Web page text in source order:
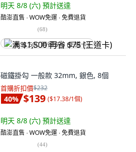
明天 8/8 (六) 預計送達
酷澎直售 ∙ WOW免運 ∙ 免費退貨
(68)
满 $1,500 再省 $75 (王道卡)
磁鐵掛勾 一般款 32mm, 銀色, 8個
首購折扣價$232
40% $139 ($17.38/1個)
明天 8/8 (六) 預計送達
酷澎直售 ∙ WOW免運 ∙ 免費退貨
(44)